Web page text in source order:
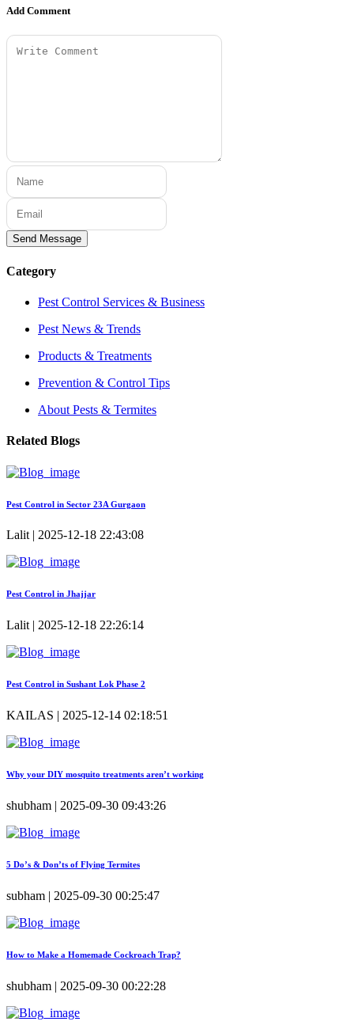
Add Comment
Send Message
Category
Pest Control Services & Business
Pest News & Trends
Products & Treatments
Prevention & Control Tips
About Pests & Termites
Related Blogs
Pest Control in Sector 23A Gurgaon
Lalit | 2025-12-18 22:43:08
Pest Control in Jhajjar
Lalit | 2025-12-18 22:26:14
Pest Control in Sushant Lok Phase 2
KAILAS | 2025-12-14 02:18:51
Why your DIY mosquito treatments aren’t working
shubham | 2025-09-30 09:43:26
5 Do’s & Don’ts of Flying Termites
subham | 2025-09-30 00:25:47
How to Make a Homemade Cockroach Trap?
shubham | 2025-09-30 00:22:28